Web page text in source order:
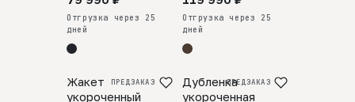
Отгрузка через 25
дней
Отгрузка через 25
дней
Жакет
укороченный
ПРЕДЗАКАЗ
Дубленка
укороченная
ПРЕДЗАКАЗ